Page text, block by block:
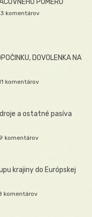
komentárov
DOVOLENKA NA
komentárov
a ostatné pasíva
9 komentárov
krajiny do Európskej
komentárov